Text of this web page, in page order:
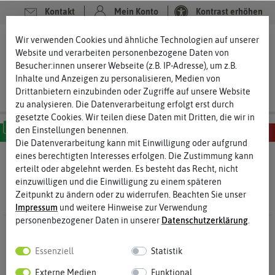
Kontakt Mein Konto Kontrast erhöhen
0 0
SCHARF SEHR SCHARF EXTREM SCHARF HÖLLISCH SCHARF
Chilisamen- Trinidad Scorpion Chilisamen
Filter
Wir verwenden Cookies und ähnliche Technologien auf unserer
Website und verarbeiten personenbezogene Daten von
Besucher:innen unserer Webseite (z.B. IP-Adresse), um z.B.
Inhalte und Anzeigen zu personalisieren, Medien von
Drittanbietern einzubinden oder Zugriffe auf unsere Website
zu analysieren. Die Datenverarbeitung erfolgt erst durch
gesetzte Cookies. Wir teilen diese Daten mit Dritten, die wir in
den Einstellungen benennen.
Die Datenverarbeitung kann mit Einwilligung oder aufgrund
eines berechtigten Interesses erfolgen. Die Zustimmung kann
erteilt oder abgelehnt werden. Es besteht das Recht, nicht
einzuwilligen und die Einwilligung zu einem späteren
Zeitpunkt zu ändern oder zu widerrufen. Beachten Sie unser
Impressum und weitere Hinweise zur Verwendung
personenbezogener Daten in unserer Daten­schutz­erklärung
Essenziell Statistik
Externe Medien Funktional